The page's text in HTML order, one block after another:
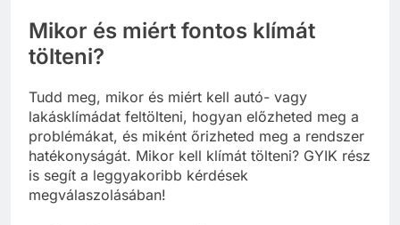
Mikor és miért fontos klímát
tölteni?
Tudd meg, mikor és miért kell autó- vagy
lakásklímádat feltölteni, hogyan előzheted meg a
problémákat, és miként őrizheted meg a rendszer
hatékonyságát. Mikor kell klímát tölteni? GYIK rész
is segít a leggyakoribb kérdések
megválaszolásában!